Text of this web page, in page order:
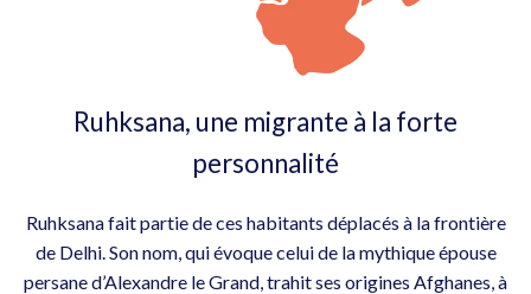
Ruhksana, une migrante à la forte
personnalité
Ruhksana fait partie de ces habitants déplacés à la frontière
de Delhi. Son nom, qui évoque celui de la mythique épouse
persane d’Alexandre le Grand, trahit ses origines Afghanes, à